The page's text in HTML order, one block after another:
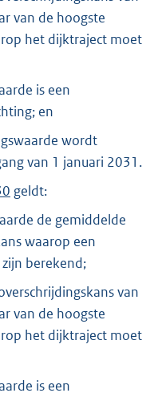
van de hoogste
het dijktraject moet
is een
en
wordt
van 1 januari 2031.
geldt:
de gemiddelde
waarop een
berekend;
van
van de hoogste
het dijktraject moet
is een